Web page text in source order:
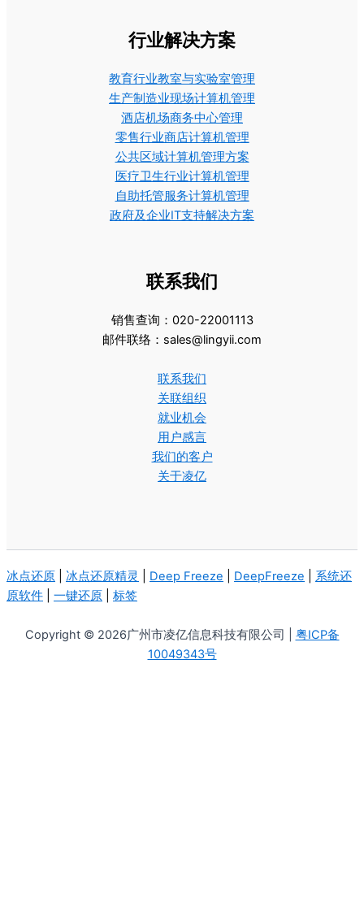
行业解决方案
教育行业教室与实验室管理
生产制造业现场计算机管理
酒店机场商务中心管理
零售行业商店计算机管理
公共区域计算机管理方案
医疗卫生行业计算机管理
自助托管服务计算机管理
政府及企业IT支持解决方案
联系我们
销售查询：020-22001113
邮件联络：sales@lingyii.com
联系我们
关联组织
就业机会
用户感言
我们的客户
关于凌亿
冰点还原 冰点还原精灵 Deep Freeze DeepFreeze
系统还
原软件
一键还原 标签
Copyright © 2026广州市凌亿信息科技有限公司 | 粤ICP备
10049343号